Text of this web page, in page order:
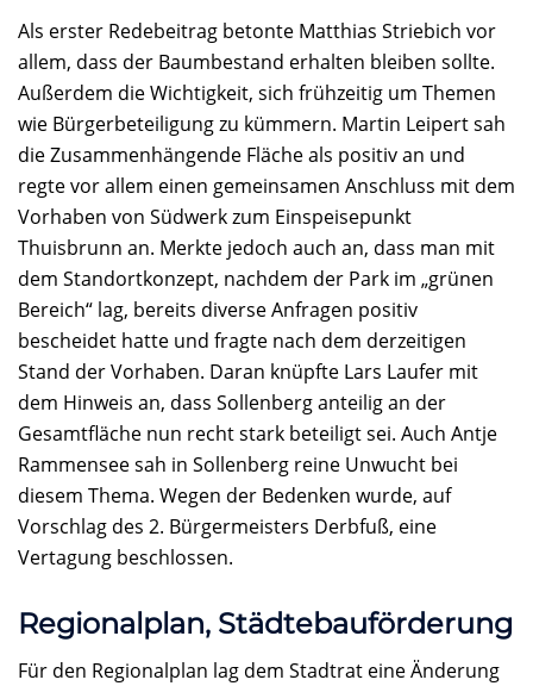
Als erster Redebeitrag betonte Matthias Striebich vor
allem, dass der Baumbestand erhalten bleiben sollte.
Außerdem die Wichtigkeit, sich frühzeitig um Themen
wie Bürgerbeteiligung zu kümmern. Martin Leipert sah
die Zusammenhängende Fläche als positiv an und
regte vor allem einen gemeinsamen Anschluss mit dem
Vorhaben von Südwerk zum Einspeisepunkt
Thuisbrunn an. Merkte jedoch auch an, dass man mit
dem Standortkonzept, nachdem der Park im „grünen
Bereich“ lag, bereits diverse Anfragen positiv
bescheidet hatte und fragte nach dem derzeitigen
Stand der Vorhaben. Daran knüpfte Lars Laufer mit
dem Hinweis an, dass Sollenberg anteilig an der
Gesamtfläche nun recht stark beteiligt sei. Auch Antje
Rammensee sah in Sollenberg reine Unwucht bei
diesem Thema. Wegen der Bedenken wurde, auf
Vorschlag des 2. Bürgermeisters Derbfuß, eine
Vertagung beschlossen.
Regionalplan, Städtebauförderung
Für den Regionalplan lag dem Stadtrat eine Änderung